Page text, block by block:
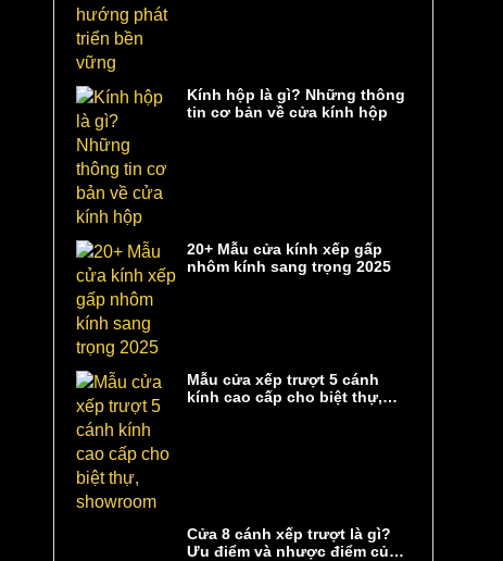
Kính hộp là gì? Những thông
tin cơ bản về cửa kính hộp
20+ Mẫu cửa kính xếp gấp
nhôm kính sang trọng 2025
Mẫu cửa xếp trượt 5 cánh
kính cao cấp cho biệt thự,
Cửa 8 cánh xếp trượt là gì?
Ưu điểm và nhược điểm của